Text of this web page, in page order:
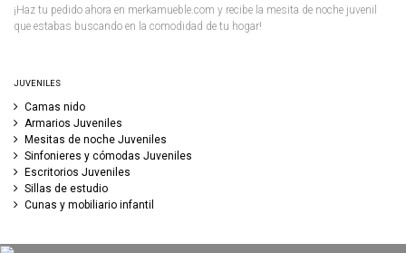
¡Haz tu pedido ahora en merkamueble.com y recibe la mesita de noche juvenil
que estabas buscando en la comodidad de tu hogar!
JUVENILES
Camas nido
Armarios Juveniles
Mesitas de noche Juveniles
Sinfonieres y cómodas Juveniles
Escritorios Juveniles
Sillas de estudio
Cunas y mobiliario infantil